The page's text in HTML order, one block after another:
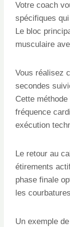
Votre coach
spécifiques
Le bloc
musculaire
Vous réalisez
secondes
Cette
fréquence
exécution
Le retour au
étirements
phase finale
les
Un exemple